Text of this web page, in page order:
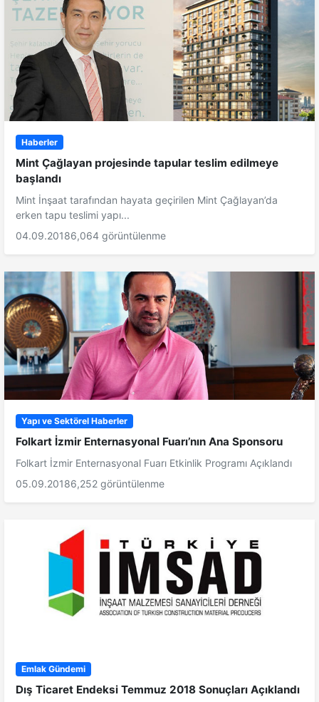
Haberler
Mint Çağlayan projesinde tapular teslim edilmeye
başlandı
Mint İnşaat tarafından hayata geçirilen Mint Çağlayan’da
erken tapu teslimi yapı...
04.09.20186,064 görüntülenme
Yapı ve Sektörel Haberler
Folkart İzmir Enternasyonal Fuarı’nın Ana Sponsoru
Folkart İzmir Enternasyonal Fuarı Etkinlik Programı Açıklandı
05.09.20186,252 görüntülenme
Emlak Gündemi
Dış Ticaret Endeksi Temmuz 2018 Sonuçları Açıklandı